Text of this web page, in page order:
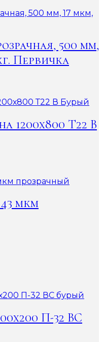
500 мм,
Первичка
1200х800 Т22 В
мкм
П-32 ВС